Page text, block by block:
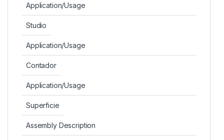
Application/Usage
Studio
Application/Usage
Contador
Application/Usage
Superficie
Assembly Description